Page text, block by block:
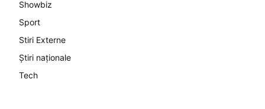
Showbiz
Sport
Stiri Externe
Știri naționale
Tech